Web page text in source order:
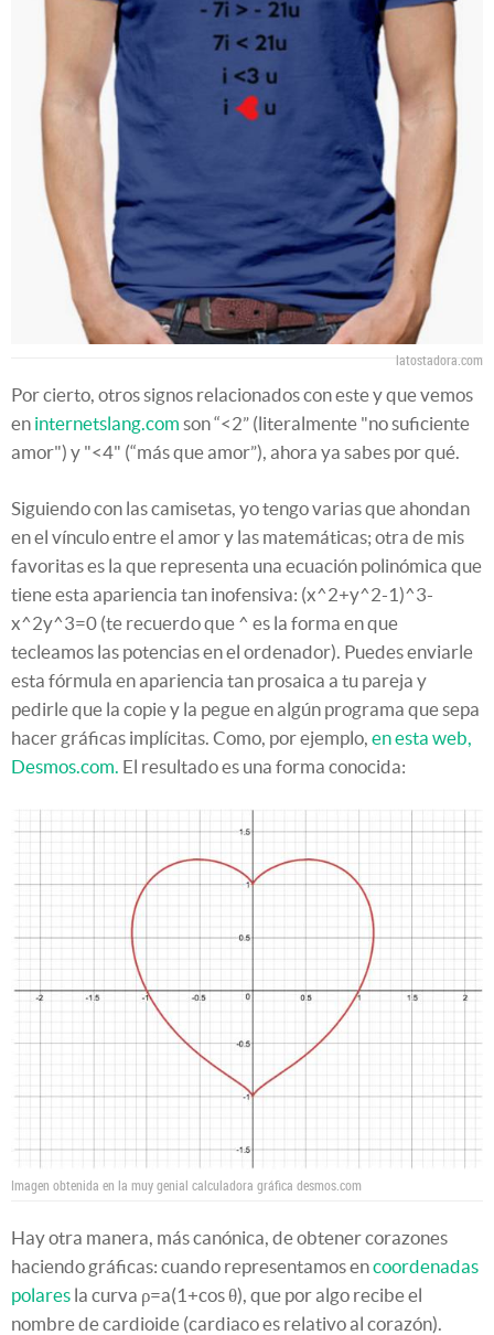
latostadora.com
Por cierto, otros signos relacionados con este y que vemos
en internetslang.com son “<2” (literalmente "no suficiente
amor") y "<4" (“más que amor”), ahora ya sabes por qué.
Siguiendo con las camisetas, yo tengo varias que ahondan
en el vínculo entre el amor y las matemáticas; otra de mis
favoritas es la que representa una ecuación polinómica que
tiene esta apariencia tan inofensiva: (x^2+y^2-1)^3-
x^2y^3=0 (te recuerdo que ^ es la forma en que
tecleamos las potencias en el ordenador). Puedes enviarle
esta fórmula en apariencia tan prosaica a tu pareja y
pedirle que la copie y la pegue en algún programa que sepa
hacer gráficas implícitas. Como, por ejemplo, en esta web,
Desmos.com. El resultado es una forma conocida:
Imagen obtenida en la muy genial calculadora gráfica desmos.com
Hay otra manera, más canónica, de obtener corazones
haciendo gráficas: cuando representamos encoordenadas
polares la curva ρ=a(1+cos θ), que por algo recibe el
nombre de cardioide (cardiaco es relativo al corazón).